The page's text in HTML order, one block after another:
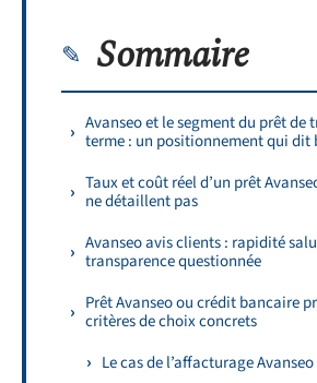
Sommaire
Avanseo et le segment du prêt de
terme : un positionnement qui dit
Taux et coût réel d’un prêt
ne détaillent pas
Avanseo avis clients : rapidité
transparence questionnée
Prêt Avanseo ou crédit bancaire
critères de choix concrets
Le cas de l’affacturage Avanseo